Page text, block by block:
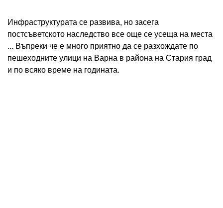
Инфраструктурата се развива, но засега
постсъветското наследство все още се усеща на места
... Въпреки че е много приятно да се разхождате по
пешеходните улици на Варна в района на Стария град
и по всяко време на годината.